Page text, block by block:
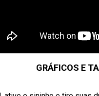
GRÁFICOS E